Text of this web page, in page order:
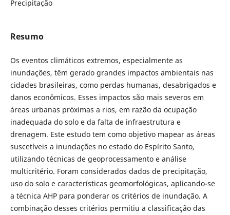
Precipitação
Resumo
Os eventos climáticos extremos, especialmente as
inundações, têm gerado grandes impactos ambientais nas
cidades brasileiras, como perdas humanas, desabrigados e
danos econômicos. Esses impactos são mais severos em
áreas urbanas próximas a rios, em razão da ocupação
inadequada do solo e da falta de infraestrutura e
drenagem. Este estudo tem como objetivo mapear as áreas
suscetíveis a inundações no estado do Espírito Santo,
utilizando técnicas de geoprocessamento e análise
multicritério. Foram considerados dados de precipitação,
uso do solo e características geomorfológicas, aplicando-se
a técnica AHP para ponderar os critérios de inundação. A
combinação desses critérios permitiu a classificação das